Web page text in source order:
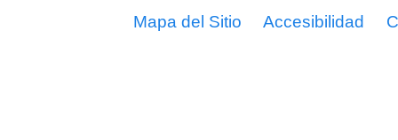
Mapa del Sitio Accesibilidad